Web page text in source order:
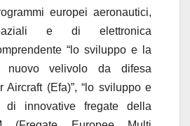
europei aeronautici,
e di elettronica
“lo sviluppo e la
nuovo velivolo da difesa
Aircraft (Efa)”, “lo sviluppo e
di innovative fregate della